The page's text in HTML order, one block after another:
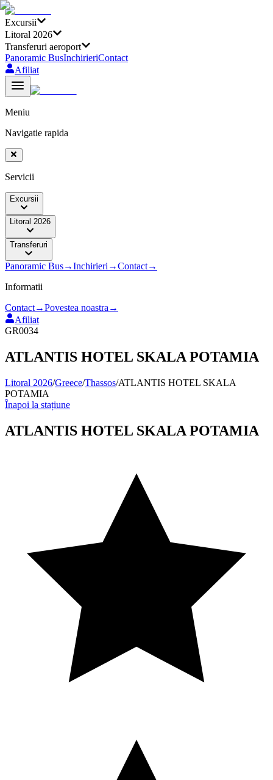
Excursii
Litoral 2026
Transferuri aeroport
Panoramic BusInchirieriContact
Afiliat
Meniu
Navigatie rapida
Servicii
Excursii
Litoral 2026
Transferuri
Panoramic Bus→Inchirieri →Contact→
Informatii
Contact→Povestea noastra →
Afiliat
GR0034
ATLANTIS HOTEL SKALA POTAMIA
Litoral 2026/Greece/Thassos/ATLANTIS HOTEL SKALA
POTAMIA
Înapoi la stațiune
ATLANTIS HOTEL SKALA POTAMIA